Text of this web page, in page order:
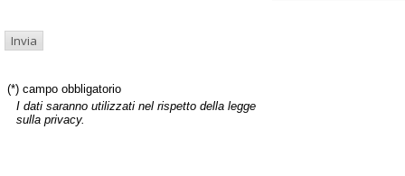
(*) campo obbligatorio
I dati saranno utilizzati nel rispetto della legge
sulla privacy.